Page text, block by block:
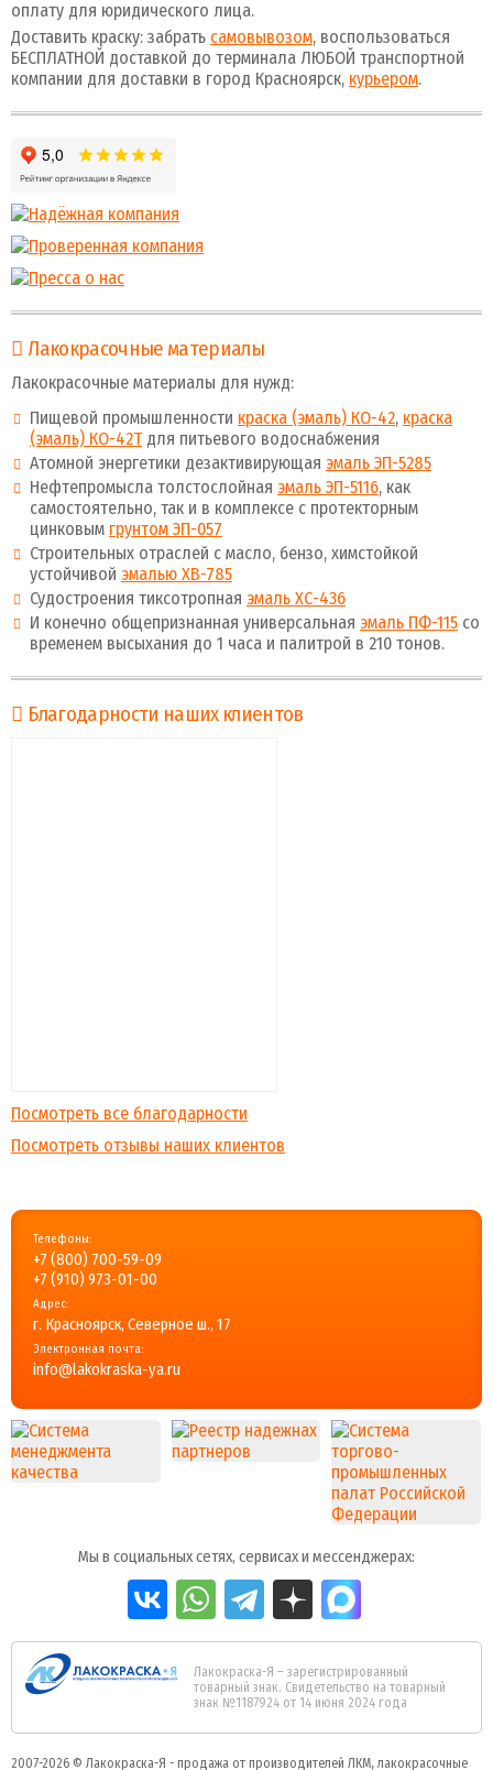
оплату для юридического лица.
Доставить краску: забрать самовывозом, воспользоваться
БЕСПЛАТНОЙ доставкой до терминала ЛЮБОЙ транспортной
компании для доставки в город Красноярск, курьером.
Лакокрасочные материалы
Лакокрасочные материалы для нужд:
Пищевой промышленности краска (эмаль) КО-42, краска
(эмаль) КО-42Тдля питьевого водоснабжения
Атомной энергетики дезактивирующая эмаль ЭП-5285
Нефтепромысла толстослойная эмаль ЭП-5116, как
самостоятельно, так и в комплексе с протекторным
цинковым грунтом ЭП-057
Строительных отраслей с масло, бензо, химстойкой
устойчивой эмалью ХВ-785
Судостроения тиксотропная эмаль ХС-436
И конечно общепризнанная универсальная эмаль ПФ-115 со
временем высыхания до 1 часа и палитрой в 210 тонов.
Благодарности наших клиентов
Посмотреть все благодарности
Посмотреть отзывы наших клиентов
Телефоны:
+7 (800) 700-59-09
+7 (910) 973-01-00
Адрес:
г. Красноярск, Северное ш., 17
Электронная почта:
info@lakokraska-ya.ru
Мы в социальных сетях, сервисах и мессенджерах:
Лакокраска-Я – зарегистрированный
товарный знак. Свидетельство на товарный
знак №1187924 от 14 июня 2024 года
2007-2026 © Лакокраска-Я - продажа от производителей ЛКМ, лакокрасочные